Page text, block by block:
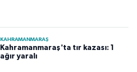
KAHRAMANMARAŞ
Kahramanmaraş'ta tır kazası: 1
ağır yaralı